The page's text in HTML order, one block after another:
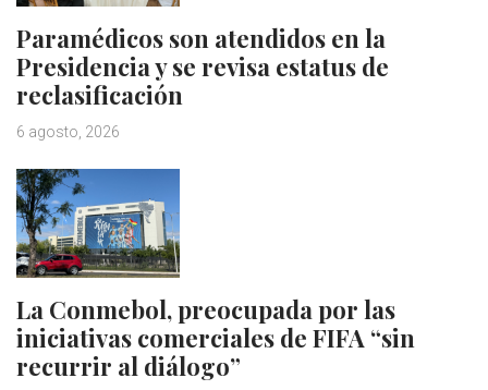
Paramédicos son atendidos en la
Presidencia y se revisa estatus de
reclasificación
6 agosto, 2026
La Conmebol, preocupada por las
iniciativas comerciales de FIFA “sin
recurrir al diálogo”